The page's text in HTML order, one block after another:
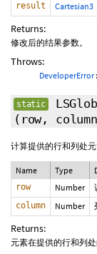
result Cartesian3
Returns:
修改后的结果参数。
Throws:
DeveloperError
static
(row,
计算提供的行和列处元
Name Type
row Number
column Number
Returns:
元素在提供的行和列处